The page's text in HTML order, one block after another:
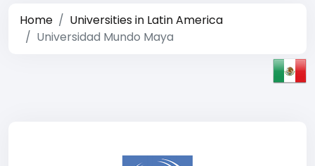
Home
Universities in Latin America
Universidad Mundo Maya